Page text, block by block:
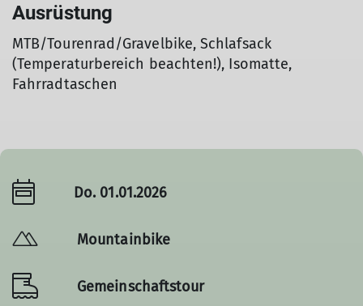
Ausrüstung
MTB/Tourenrad/Gravelbike, Schlafsack
(Temperaturbereich beachten!), Isomatte,
Fahrradtaschen
Do. 01.01.2026
Mountainbike
Gemeinschaftstour